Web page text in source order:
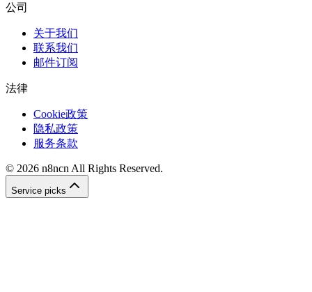
公司
关于我们
联系我们
邮件订阅
法律
Cookie政策
隐私政策
服务条款
© 2026 n8ncn All Rights Reserved.
Service picks